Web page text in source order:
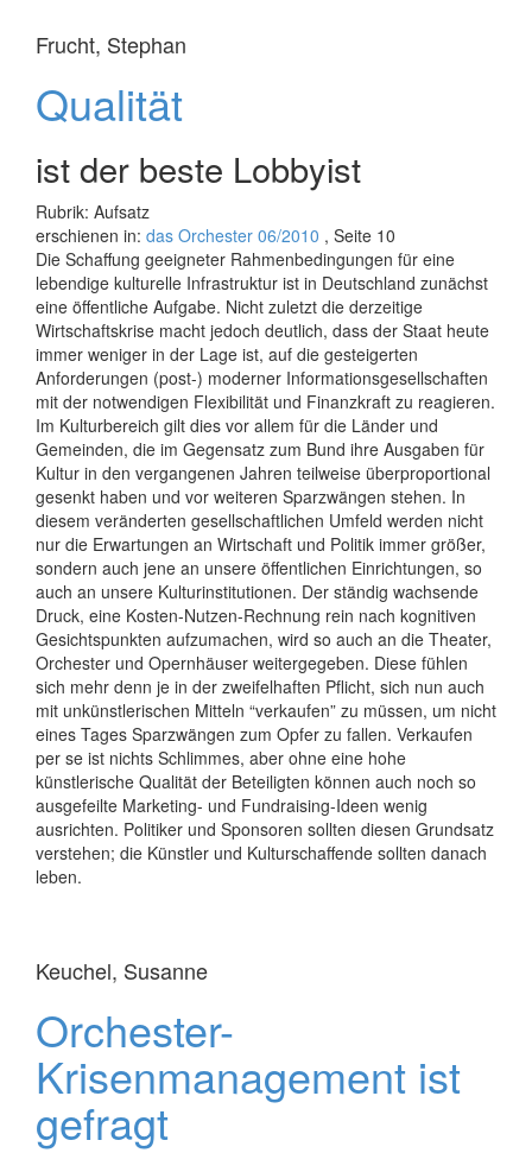
Frucht, Stephan
Qualität
ist der beste Lobbyist
Rubrik: Aufsatz
erschienen in: das Orchester 06/2010 , Seite 10
Die Schaffung geeigneter Rahmenbedingungen für eine
lebendige kulturelle Infrastruktur ist in Deutschland zunächst
eine öffentliche Aufgabe. Nicht zuletzt die derzeitige
Wirtschaftskrise macht jedoch deutlich, dass der Staat heute
immer weniger in der Lage ist, auf die gesteigerten
Anforderungen (post-) moderner Informationsgesellschaften
mit der notwendigen Flexibilität und Finanzkraft zu reagieren.
Im Kulturbereich gilt dies vor allem für die Länder und
Gemeinden, die im Gegensatz zum Bund ihre Ausgaben für
Kultur in den vergangenen Jahren teilweise überproportional
gesenkt haben und vor weiteren Sparzwängen stehen. In
diesem veränderten gesellschaftlichen Umfeld werden nicht
nur die Erwartungen an Wirtschaft und Politik immer größer,
sondern auch jene an unsere öffentlichen Einrichtungen, so
auch an unsere Kulturinstitutionen. Der ständig wachsende
Druck, eine Kosten-Nutzen-Rechnung rein nach kognitiven
Gesichtspunkten aufzumachen, wird so auch an die Theater,
Orchester und Opernhäuser weitergegeben. Diese fühlen
sich mehr denn je in der zweifelhaften Pflicht, sich nun auch
mit unkünstlerischen Mitteln “verkaufen” zu müssen, um nicht
eines Tages Sparzwängen zum Opfer zu fallen. Verkaufen
per se ist nichts Schlimmes, aber ohne eine hohe
künstlerische Qualität der Beteiligten können auch noch so
ausgefeilte Marketing- und Fundraising-Ideen wenig
ausrichten. Politiker und Sponsoren sollten diesen Grundsatz
verstehen; die Künstler und Kulturschaffende sollten danach
leben.
Keuchel, Susanne
Orchester-
Krisenmanagement ist
gefragt